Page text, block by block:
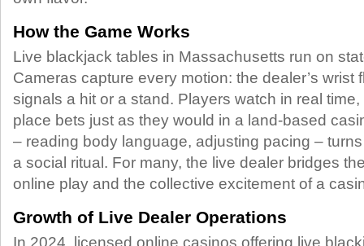
How the Game Works
Live blackjack tables in Massachusetts run on
Cameras capture every motion: the dealer’s wrist
signals a hit or a stand. Players watch in real
place bets just as they would in a land‑based
– reading body language, adjusting pacing –
a social ritual. For many, the live dealer bridges
online play and the collective excitement of a
Growth of Live Dealer Operations
In 2024, licensed online casinos offering live